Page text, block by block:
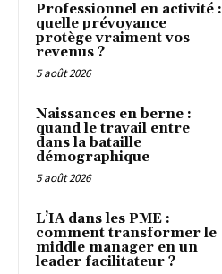
Professionnel en activité :
quelle prévoyance
protège vraiment vos
revenus ?
5 août 2026
Naissances en berne :
quand le travail entre
dans la bataille
démographique
5 août 2026
L’IA dans les PME :
comment transformer le
middle manager en un
leader facilitateur ?